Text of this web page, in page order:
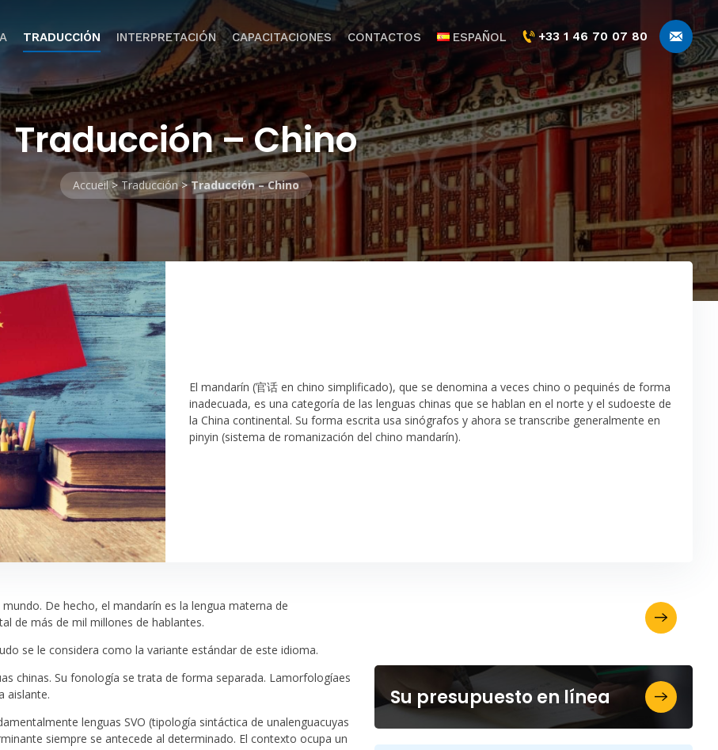
TRADUCCIÓN INTERPRETACIÓN CAPACITACIONES CONTACTOS ESPAÑOL +33 1 46 70 07 80
Traducción – Chino
Accueil>Traducción>Traducción – Chino
El mandarín (官话 en chino simplificado), que se denomina a veces chino o pequinés de forma
inadecuada, es una categoría de las lenguas chinas que se hablan en el norte y el sudoeste de
la China continental. Su forma escrita usa sinógrafos y ahora se transcribe generalmente en
pinyin (sistema de romanización del chino mandarín).
De hecho, el mandarín es la lengua materna de
de más de mil millones de hablantes.
se le considera como la variante estándar de este idioma.
chinas. Su fonología se trata de forma separada. Lamorfologíaes
aislante.
lenguas SVO (tipología sintáctica de unalenguacuyas
siempre se antecede al determinado. El contexto ocupa un
Su presupuesto en línea